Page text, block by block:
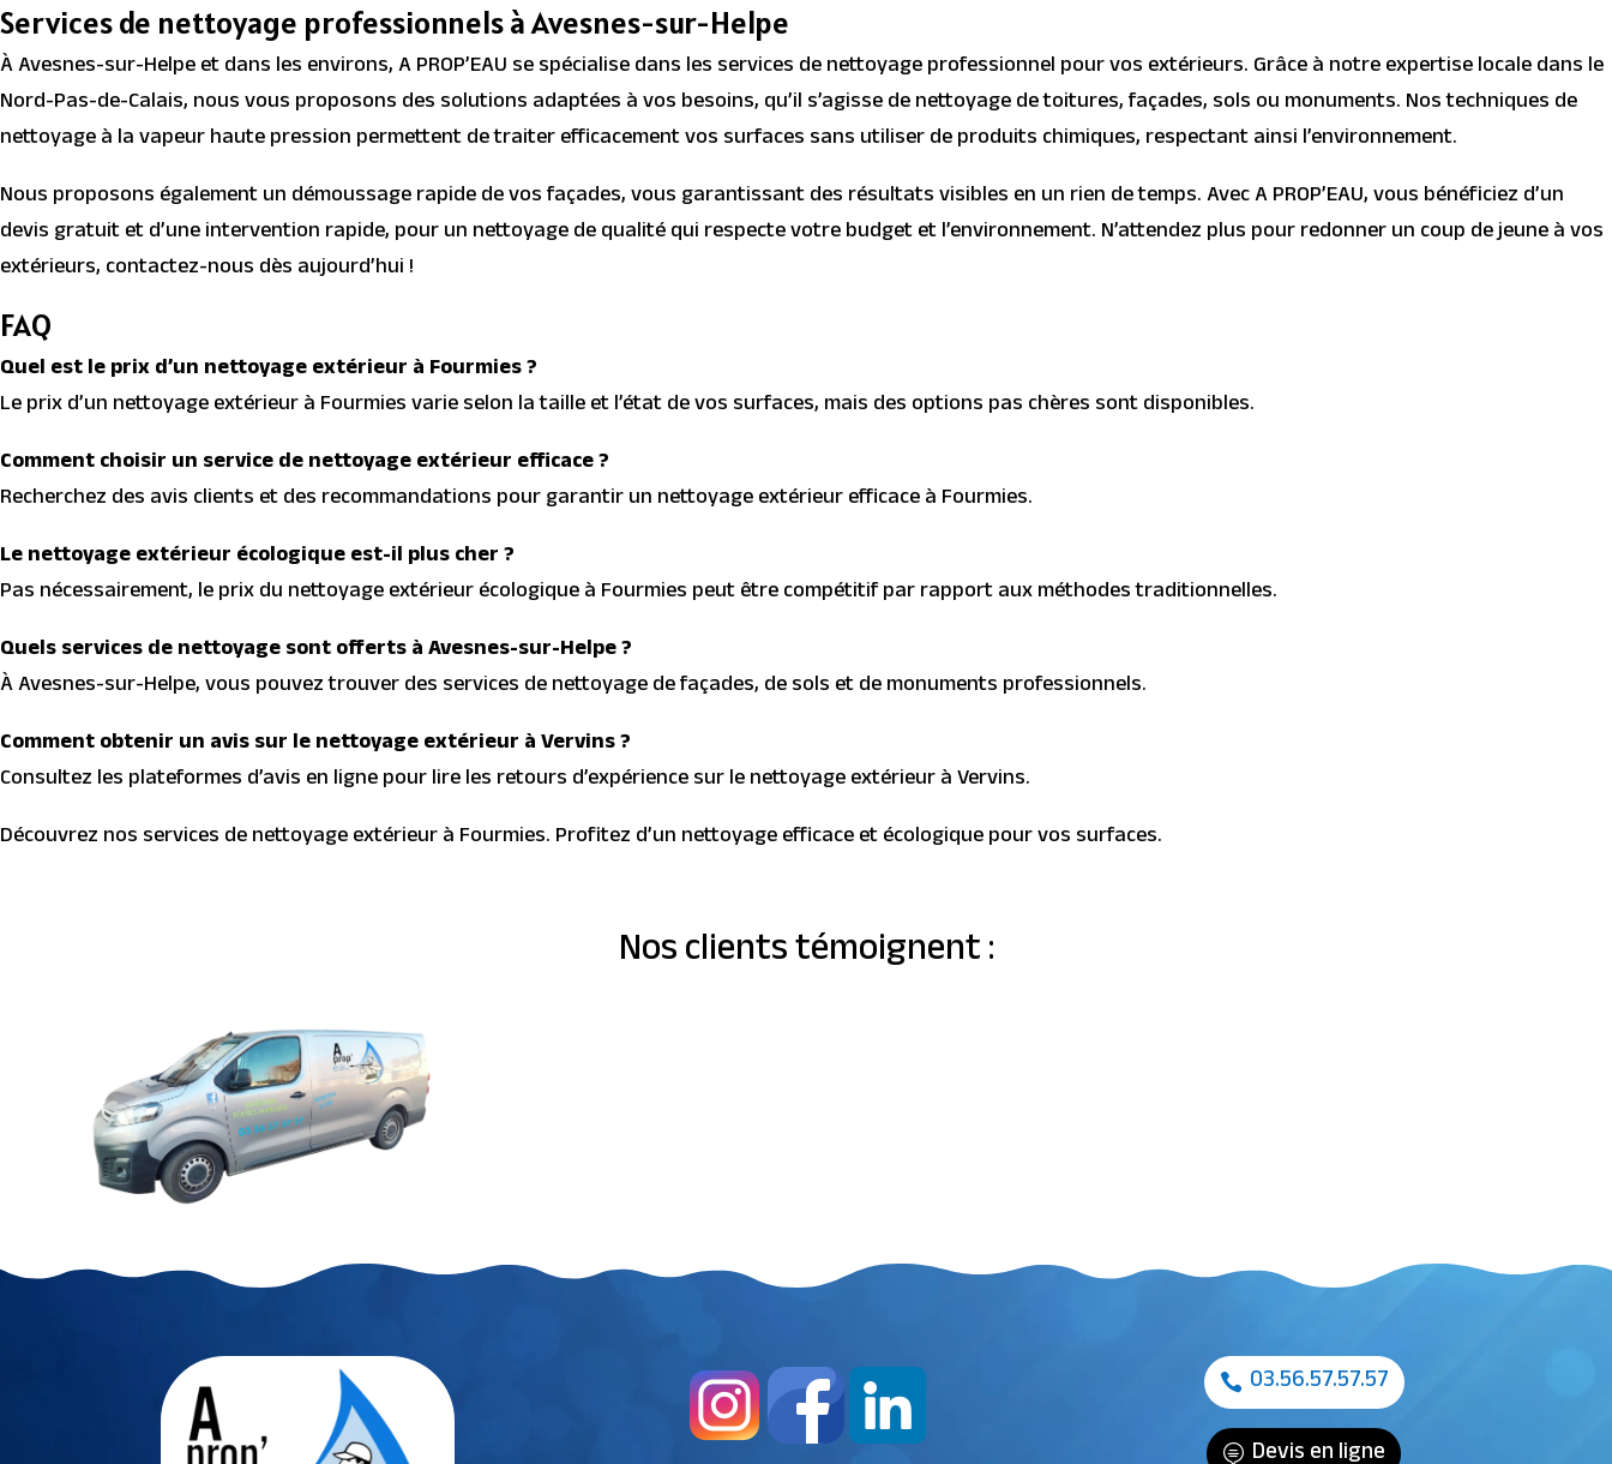
Services de nettoyage professionnels à Avesnes-sur-Helpe
À Avesnes-sur-Helpe et dans les environs, A PROP’EAU se spécialise dans les services de nettoyage professionnel pour vos extérieurs. Grâce à notre expertise locale dans le
Nord-Pas-de-Calais, nous vous proposons des solutions adaptées à vos besoins, qu’il s’agisse de nettoyage de toitures, façades, sols ou monuments. Nos techniques de
nettoyage à la vapeur haute pression permettent de traiter efficacement vos surfaces sans utiliser de produits chimiques, respectant ainsi l’environnement.
Nous proposons également un démoussage rapide de vos façades, vous garantissant des résultats visibles en un rien de temps. Avec A PROP’EAU, vous bénéficiez d’un
devis gratuit et d’une intervention rapide, pour un nettoyage de qualité qui respecte votre budget et l’environnement. N’attendez plus pour redonner un coup de jeune à vos
extérieurs, contactez-nous dès aujourd’hui !
FAQ
Quel est le prix d’un nettoyage extérieur à Fourmies ?
Le prix d’un nettoyage extérieur à Fourmies varie selon la taille et l’état de vos surfaces, mais des options pas chères sont disponibles.
Comment choisir un service de nettoyage extérieur efficace ?
Recherchez des avis clients et des recommandations pour garantir un nettoyage extérieur efficace à Fourmies.
Le nettoyage extérieur écologique est-il plus cher ?
Pas nécessairement, le prix du nettoyage extérieur écologique à Fourmies peut être compétitif par rapport aux méthodes traditionnelles.
Quels services de nettoyage sont offerts à Avesnes-sur-Helpe ?
À Avesnes-sur-Helpe, vous pouvez trouver des services de nettoyage de façades, de sols et de monuments professionnels.
Comment obtenir un avis sur le nettoyage extérieur à Vervins ?
Consultez les plateformes d’avis en ligne pour lire les retours d’expérience sur le nettoyage extérieur à Vervins.
Découvrez nos services de nettoyage extérieur à Fourmies. Profitez d’un nettoyage efficace et écologique pour vos surfaces.
Nos clients témoignent :
03.56.57.57.57
Devis en ligne